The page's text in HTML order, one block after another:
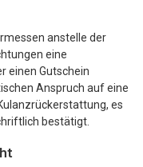
anstelle der
eine
einen Gutschein
Anspruch auf eine
es
bestätigt.